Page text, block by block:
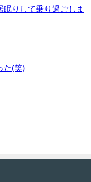
りして乗り過ごしま
た(笑)